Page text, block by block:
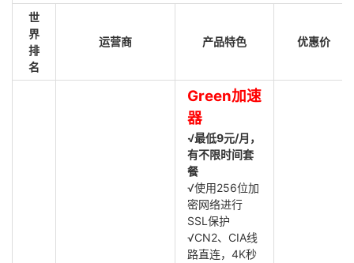
世
界
排
名
运营商 产品特色 优惠价
Green加速
器
√最低9元/月，
有不限时间套
餐
√使用256位加
密网络进行
SSL保护
√CN2、CIA线
路直连，4K秒